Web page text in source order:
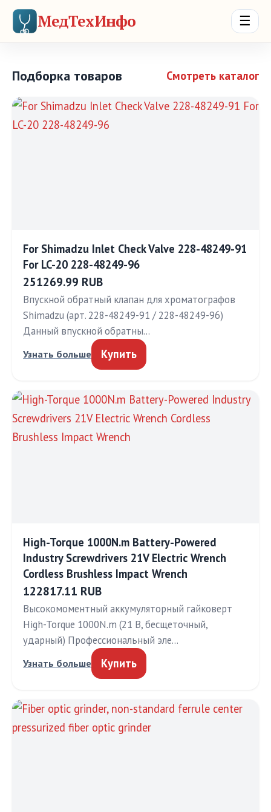
МедТехИнфо ☰
Подборка товаров Смотреть каталог
For Shimadzu Inlet Check Valve 228-48249-91
For LC-20 228-48249-96
251269.99 RUB
Впускной обратный клапан для хроматографов
Shimadzu (арт. 228-48249-91 / 228-48249-96)
Данный впускной обратны…
Узнать больше Купить
High-Torque 1000N.m Battery-Powered
Industry Screwdrivers 21V Electric Wrench
Cordless Brushless Impact Wrench
122817.11 RUB
Высокомоментный аккумуляторный гайковерт
High-Torque 1000N.m (21 В, бесщеточный,
ударный) Профессиональный эле…
Узнать больше Купить